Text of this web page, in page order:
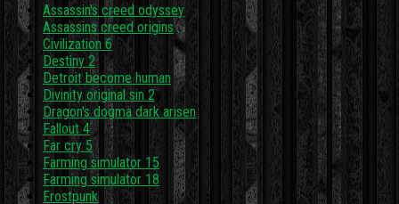
Assassin's creed odyssey
Assassins creed origins
Civilization 6
Destiny 2
Detroit become human
Divinity original sin 2
Dragon's dogma dark arisen
Fallout 4
Far cry 5
Farming simulator 15
Farming simulator 18
Frostpunk